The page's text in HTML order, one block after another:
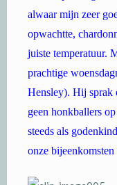
alwaar mijn zeer
opwachtte,
juiste temperatuur.
prachtige
Hensley). Hij sprak
geen honkballers
steeds als
onze